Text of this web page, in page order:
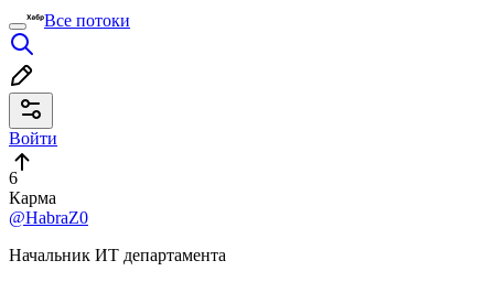
Все потоки
Войти
6
Карма
@HabraZ0
Начальник ИТ департамента